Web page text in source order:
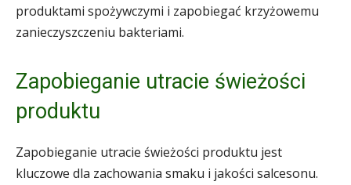
produktami spożywczymi i zapobiegać krzyżowemu
zanieczyszczeniu bakteriami.
Zapobieganie utracie świeżości
produktu
Zapobieganie utracie świeżości produktu jest
kluczowe dla zachowania smaku i jakości salcesonu.